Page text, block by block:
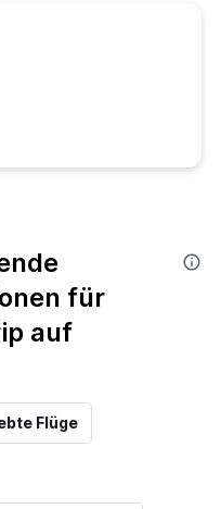
für
auf
Flüge